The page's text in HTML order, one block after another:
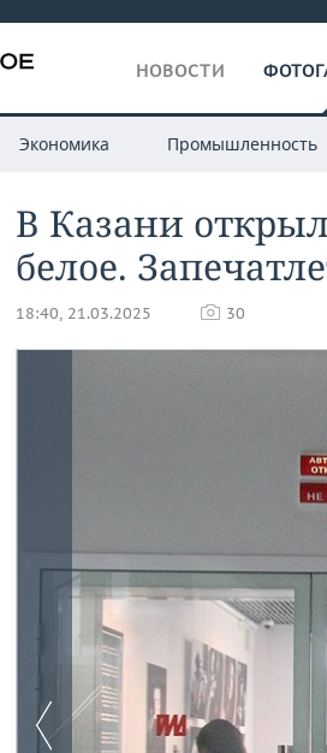
НОВОСТИ
Экономика Промышленность
В Казани
белое.
18:40, 21.03.2025 30